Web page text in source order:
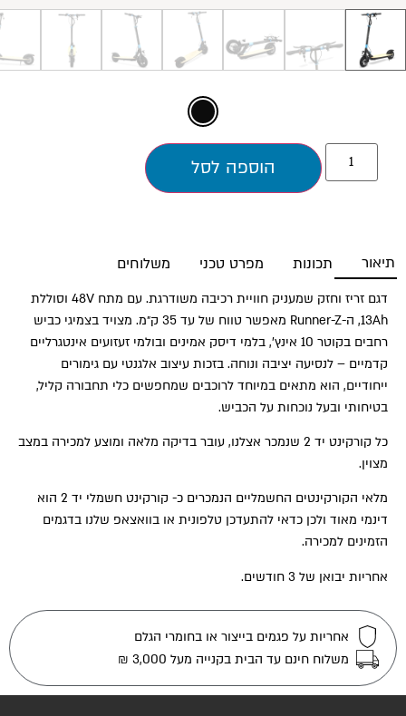
הוספה לסל
תיאור תכונות מפרט טכני משלוחים
דגם זריז וחזק שמעניק חוויית רכיבה משודרגת. עם מתח 48V וסוללת
13Ah, ה-Runner-Z מאפשר טווח של עד 35 ק״מ. מצויד בצמיגי כביש
רחבים בקוטר 10 אינץ’, בלמי דיסק אמינים ובולמי זעזועים אינטגרליים
קדמיים – לנסיעה יציבה ונוחה. בזכות עיצוב אלגנטי עם גימורים
ייחודיים, הוא מתאים במיוחד לרוכבים שמחפשים כלי תחבורה קליל,
בטיחותי ובעל נוכחות על הכביש.
כל קורקינט יד 2 שנמכר אצלנו, עובר בדיקה מלאה ומוצע למכירה במצב
מצוין.
מלאי הקורקינטים החשמליים הנמכרים כ- קורקינט חשמלי יד 2 הוא
דינמי מאוד ולכן כדאי להתעדכן טלפונית או בוואצאפ שלנו בדגמים
הזמינים למכירה.
אחריות יבואן של 3 חודשים.
אחריות על פגמים בייצור או בחומרי הגלם
משלוח חינם עד הבית בקנייה מעל 3,000 ₪